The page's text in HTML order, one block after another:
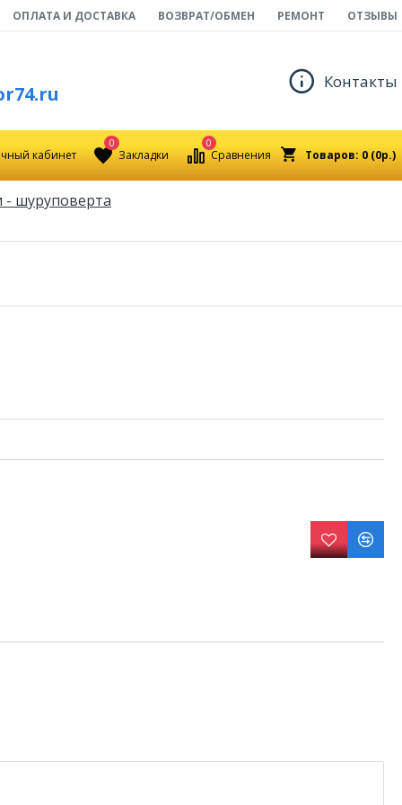
ОПЛАТА И ДОСТАВКА ВОЗВРАТ/ОБМЕН РЕМОНТ ОТЗЫВЫ
Контакты
кабинет Закладки
0
Сравнения
0
Товаров: 0 (0р.)
- шуруповерта